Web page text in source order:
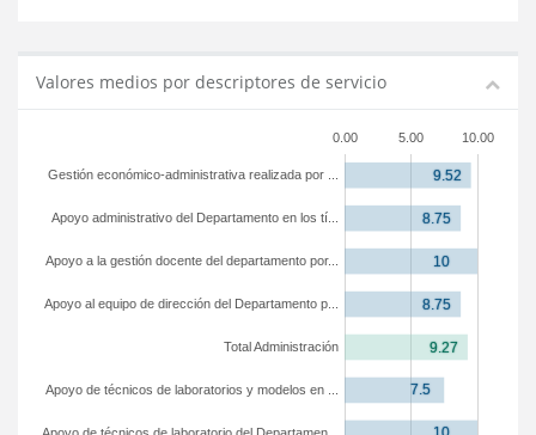
Valores medios por descriptores de servicio
0.00 5.00 10.00
Apoyo de técnicos de laboratorios y modelos en ...
Total Administración
Apoyo al equipo de dirección del Departamento p...
Apoyo a la gestión docente del departamento por...
Apoyo administrativo del Departamento en los tí...
Gestión económico-administrativa realizada por ...